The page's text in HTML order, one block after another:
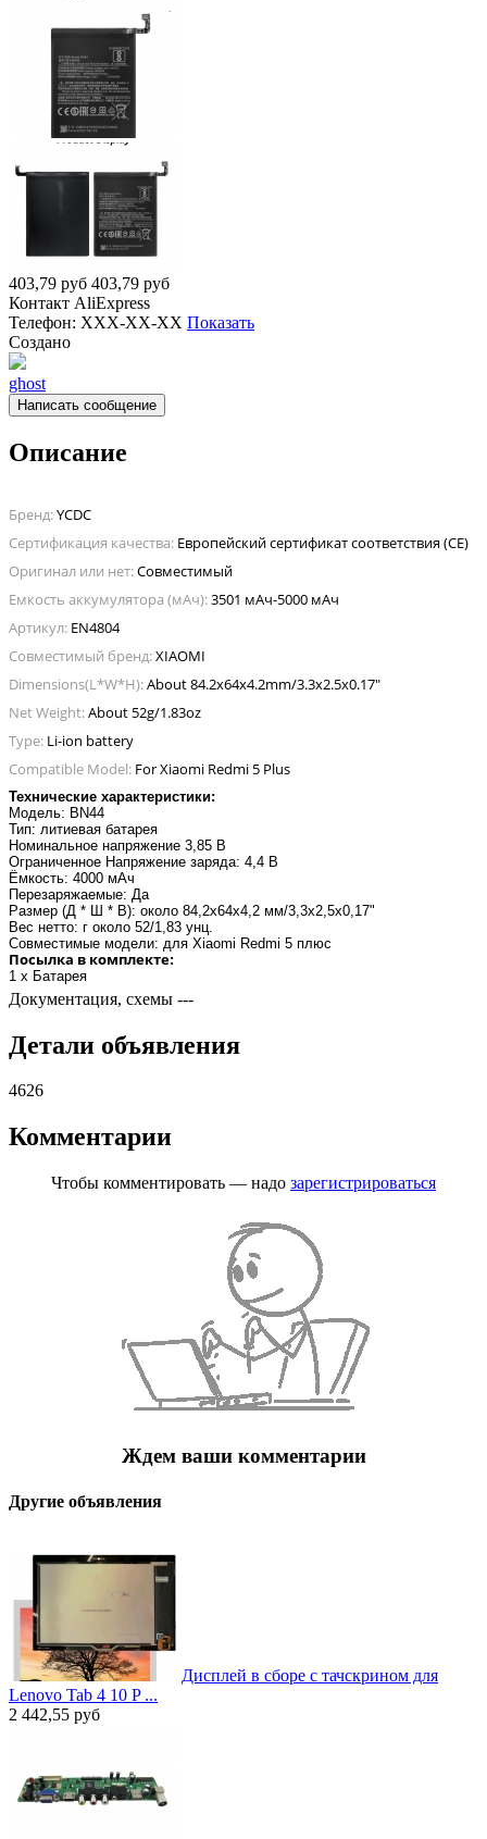
403,79 руб 403,79 руб
Контакт AliExpress
Телефон: XXX-XX-XX Показать
Создано
ghost
Написать сообщение
Описание
Бренд:YCDC
Сертификация качества: Европейский сертификат соответствия (CE)
Оригинал или нет:Совместимый
Емкость аккумулятора (мАч):3501 мАч-5000 мАч
Артикул: EN4804
Совместимый бренд:XIAOMI
Dimensions(L*W*H):About 84.2x64x4.2mm/3.3x2.5x0.17"
Net Weight:About 52g/1.83oz
Type: Li-ion battery
Compatible Model: For Xiaomi Redmi 5 Plus
Технические характеристики:
Модель: BN44
Тип: литиевая батарея
Номинальное напряжение 3,85 В
Ограниченное Напряжение заряда: 4,4 В
Ёмкость: 4000 мАч
Перезаряжаемые: Да
Размер (Д * Ш * В): около 84,2x64x4,2 мм/3,3x2,5x0,17"
Вес нетто: г около 52/1,83 унц.
Совместимые модели: для Xiaomi Redmi 5 плюс
Посылка в комплекте:
1 x Батарея
Документация, схемы ---
Детали объявления
4626
Комментарии
Чтобы комментировать — надо зарегистрироваться
Ждем ваши комментарии
Другие объявления
Дисплей в сборе с тачскрином для
Lenovo Tab 4 10 P ...
2 442,55 руб